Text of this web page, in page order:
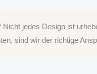
Nicht jedes Design ist
sind wir der richtige